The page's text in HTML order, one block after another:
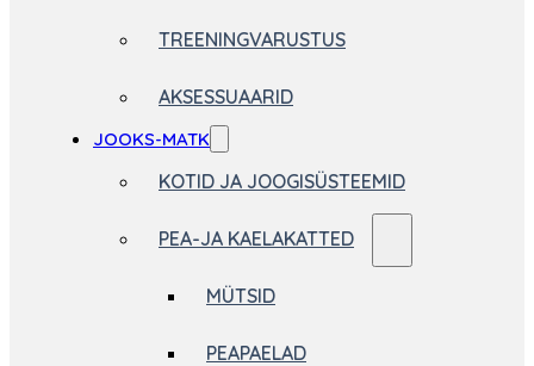
TREENINGVARUSTUS
AKSESSUAARID
JOOKS-MATK
KOTID JA JOOGISÜSTEEMID
PEA-JA KAELAKATTED
MÜTSID
PEAPAELAD